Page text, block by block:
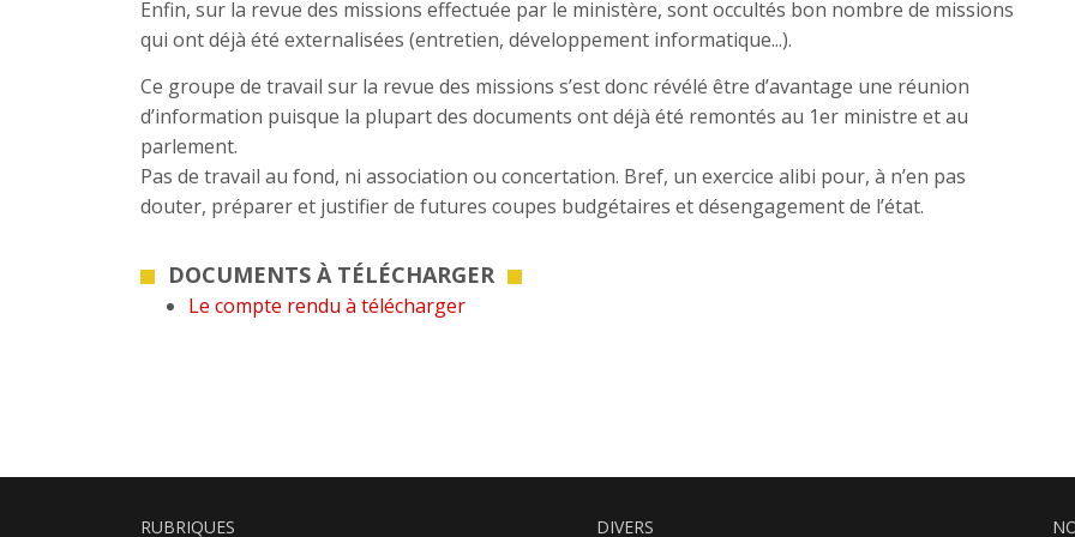
Enfin, sur la revue des missions effectuée par le ministère, sont occultés bon nombre de missions
qui ont déjà été externalisées (entretien, développement informatique...).
Ce groupe de travail sur la revue des missions s’est donc révélé être d’avantage une réunion
d’information puisque la plupart des documents ont déjà été remontés au 1er ministre et au
parlement.
Pas de travail au fond, ni association ou concertation. Bref, un exercice alibi pour, à n’en pas
douter, préparer et justifier de futures coupes budgétaires et désengagement de l’état.
DOCUMENTS À TÉLÉCHARGER
Le compte rendu à télécharger
RUBRIQUES DIVERS